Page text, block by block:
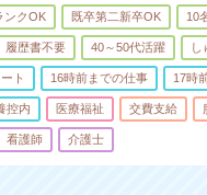
ンクOK 既卒第二新卒OK 10
履歴書不要 40～50代活躍 し
ト 16時前までの仕事 17時
控内 医療福祉 交費支給
看護師 介護士